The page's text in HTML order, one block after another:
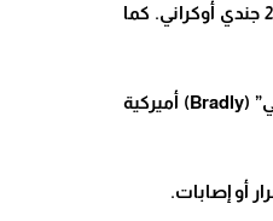
. كما
” (Bradly)
أميركية
أو إصابات.